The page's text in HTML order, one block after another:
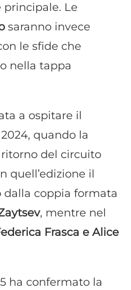
principale. Le
saranno invece
le sfide che
nella tappa
a ospitare il
quando la
del circuito
quell’edizione il
coppia formata
, mentre nel
Frasca e Alice
ha confermato la